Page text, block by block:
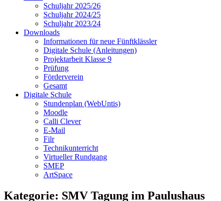
Schuljahr 2025/26
Schuljahr 2024/25
Schuljahr 2023/24
Downloads
Informationen für neue Fünftklässler
Digitale Schule (Anleitungen)
Projektarbeit Klasse 9
Prüfung
Förderverein
Gesamt
Digitale Schule
Stundenplan (WebUntis)
Moodle
Calli Clever
E-Mail
Filr
Technikunterricht
Virtueller Rundgang
SMEP
ArtSpace
Kategorie: SMV Tagung im Paulushaus